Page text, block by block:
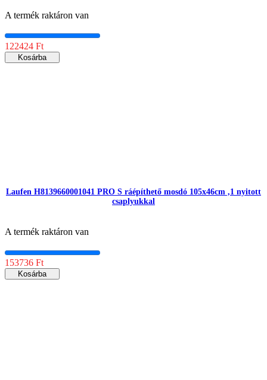
A termék raktáron van
122424 Ft
Kosárba
Laufen H8139660001041 PRO S ráépíthető mosdó 105x46cm ,1 nyitott
csaplyukkal
A termék raktáron van
153736 Ft
Kosárba